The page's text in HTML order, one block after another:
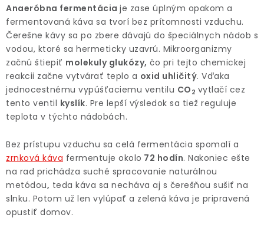
Anaeróbna fermentácia je zase úplným opakom a
fermentovaná káva sa tvorí bez prítomnosti vzduchu.
Čerešne kávy sa po zbere dávajú do špeciálnych nádob s
vodou, ktoré sa hermeticky uzavrú. Mikroorganizmy
začnú štiepiť molekuly glukózy, čo pri tejto chemickej
reakcii začne vytvárať teplo a oxid uhličitý. Vďaka
jednocestnému vypúšťaciemu ventilu CO 2 vytlačí cez
tento ventil kyslík. Pre lepší výsledok sa tiež reguluje
teplota v týchto nádobách.
Bez prístupu vzduchu sa celá fermentácia spomalí a
zrnková káva fermentuje okolo 72 hodín. Nakoniec ešte
na rad prichádza suché spracovanie naturálnou
metódou, teda káva sa necháva aj s čerešňou sušiť na
slnku. Potom už len vylúpať a zelená káva je pripravená
opustiť domov.